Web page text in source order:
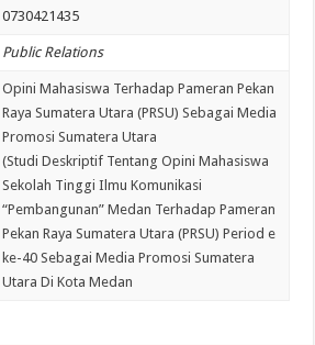
0730421435
Public Relations
Opini Mahasiswa Terhadap Pameran Pekan
Raya Sumatera Utara (PRSU) Sebagai Media
Promosi Sumatera Utara
(Studi Deskriptif Tentang Opini Mahasiswa
Sekolah Tinggi Ilmu Komunikasi
“Pembangunan” Medan Terhadap Pameran
Pekan Raya Sumatera Utara (PRSU) Period e
ke-40 Sebagai Media Promosi Sumatera
Utara Di Kota Medan